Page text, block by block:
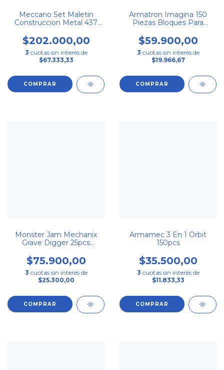
Meccano Set Maletin
Construccion Metal 437
$202.000,00
3 cuotas sin interés de
$67.333,33
Armatron Imagina 150
Piezas Bloques Para
$59.900,00
3 cuotas sin interés de
$19.966,67
Monster Jam Mechanix
Grave Digger 25pcs
$75.900,00
3 cuotas sin interés de
$25.300,00
Armamec 3 En 1 Orbit
150pcs
$35.500,00
3 cuotas sin interés de
$11.833,33